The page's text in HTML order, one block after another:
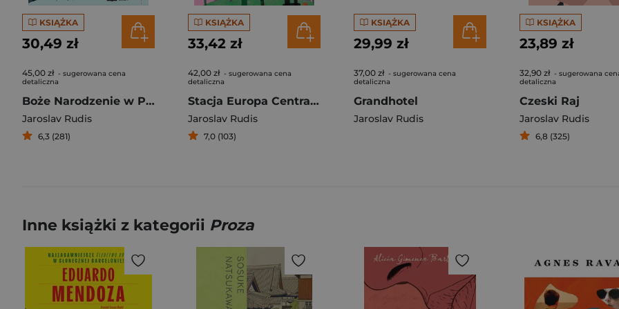
KSIĄŻKA
30,49 zł
45,00 zł - sugerowana cena
detaliczna
Boże Narodzenie w Pradze
Jaroslav Rudis
6,3 (281)
KSIĄŻKA
33,42 zł
42,00 zł - sugerowana cena
detaliczna
Stacja Europa Centralna
Jaroslav Rudis
7,0 (103)
KSIĄŻKA
29,99 zł
37,00 zł - sugerowana cena
detaliczna
Grandhotel
Jaroslav Rudis
KSIĄŻKA
23,89 zł
32,90 zł - sugerowana
detaliczna
Czeski Raj
Jaroslav Rudis
6,8 (325)
Inne książki z kategorii Proza